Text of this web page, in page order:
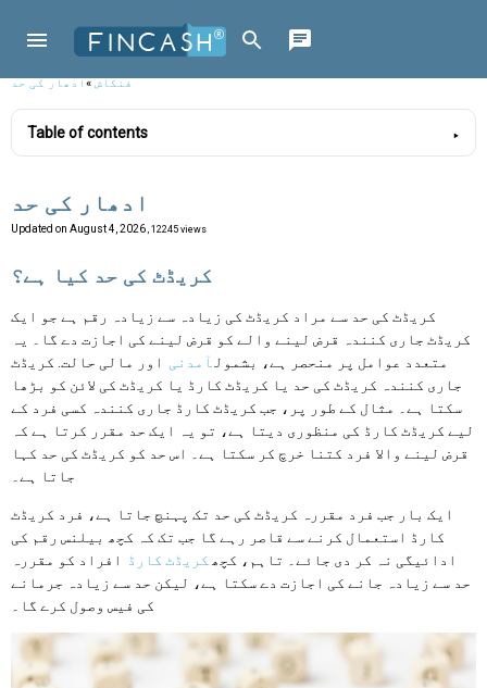
فنکاش»ادھار کی حد
Table of contents
ادھار کی حد
Updated on August 4, 2026 , 12245 views
کریڈٹ کی حد کیا ہے؟
کریڈٹ کی حد سے مراد کریڈٹ کی زیادہ سے زیادہ رقم ہے جو ایک
کریڈٹ جاری کنندہ قرض لینے والے کو قرض لینے کی اجازت دے گا۔ یہ
متعدد عوامل پر منحصر ہے، بشمول آمدنی اور مالی حالت. کریڈٹ
جاری کنندہ کریڈٹ کی حد یا کریڈٹ کارڈ یا کریڈٹ کی لائن کو بڑھا
سکتا ہے۔ مثال کے طور پر، جب کریڈٹ کارڈ جاری کنندہ کسی فرد کے
لیے کریڈٹ کارڈ کی منظوری دیتا ہے، تو یہ ایک حد مقرر کرتا ہے کہ
قرض لینے والا فرد کتنا خرچ کر سکتا ہے۔ اس حد کو کریڈٹ کی حد کہا
جاتا ہے۔
ایک بار جب فرد مقررہ کریڈٹ کی حد تک پہنچ جاتا ہے، فرد کریڈٹ
کارڈ استعمال کرنے سے قاصر رہے گا جب تک کہ کچھ بیلنس رقم کی
ادائیگی نہ کر دی جائے۔ تاہم، کچھ کریڈٹ کارڈ
افراد کو مقررہ
حد سے زیادہ جانے کی اجازت دے سکتا ہے، لیکن حد سے زیادہ جرمانے
کی فیس وصول کرے گا۔